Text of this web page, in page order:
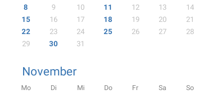
8
9 10 11 12 13
14
15
16 17 18 19 20
21
22
23 24 25 26 27
28
29
30 31
November
Mo Di Mi Do Fr Sa So